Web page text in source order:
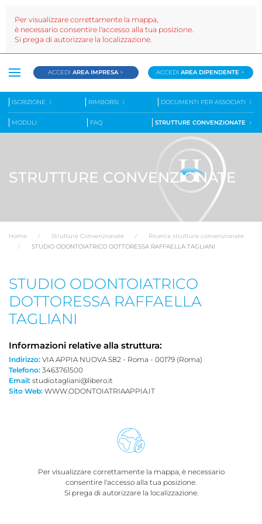
ACCEDIAREA IMPRESA > ACCEDIAREA DIPENDENTE >
ISCRIZIONE RIMBORSI DOCUMENTI PER ASSOCIATI
MODULI FAQ STRUTTURE CONVENZIONATE
STRUTTURE CONVENZIONATE
Home Strutture Convenzionate
Ricerca strutture convenzionate
STUDIO ODONTOIATRICO DOTTORESSA RAFFAELLA TAGLIANI
STUDIO ODONTOIATRICO
DOTTORESSA RAFFAELLA
TAGLIANI
Informazioni relative alla struttura:
Indirizzo: VIA APPIA NUOVA 582 - Roma - 00179 (Roma)
Telefono: 3463761500
Email: studio.tagliani@libero.it
Sito Web: WWW.ODONTOIATRIAAPPIA.IT
Per visualizzare correttamente la mappa, è necessario
consentire l'accesso alla tua posizione.
Si prega di autorizzare la localizzazione.
Per visualizzare correttamente la mappa,
è necessario consentire l'accesso alla tua posizione.
Si prega di autorizzare la localizzazione.